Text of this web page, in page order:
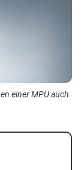
einer MPU auch